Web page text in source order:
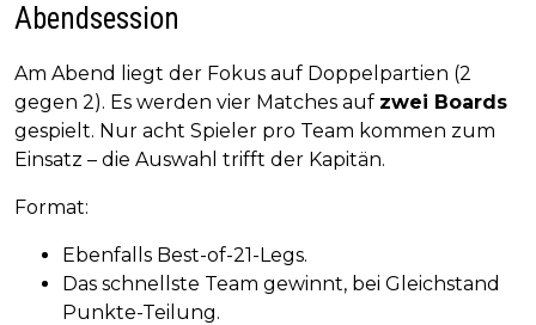
Abendsession
Am Abend liegt der Fokus auf Doppelpartien (2
gegen 2). Es werden vier Matches auf zwei Boards
gespielt. Nur acht Spieler pro Team kommen zum
Einsatz – die Auswahl trifft der Kapitän.
Format:
Ebenfalls Best-of-21-Legs.
Das schnellste Team gewinnt, bei Gleichstand
Punkte-Teilung.